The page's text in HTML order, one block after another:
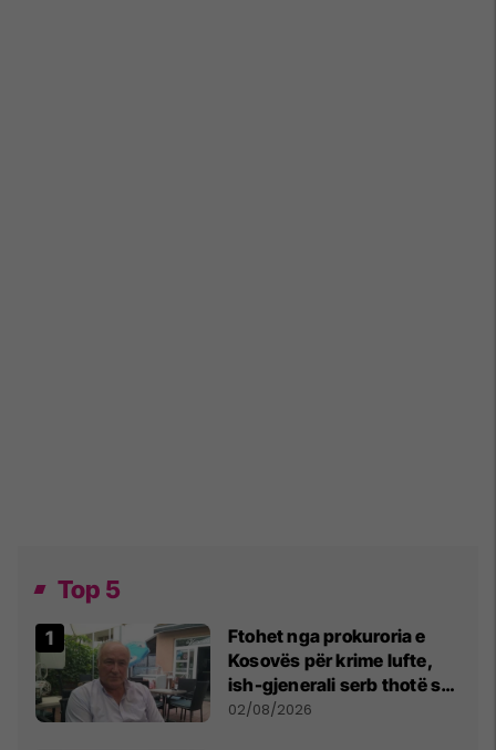
Top 5
Ftohet nga prokuroria e
Kosovës për krime lufte,
ish-gjenerali serb thotë se
dikush e tradhtoi në
02/08/2026